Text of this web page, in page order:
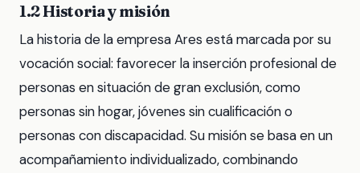
1.2 Historia y misión
La historia de la empresa Ares está marcada por su
vocación social: favorecer la inserción profesional de
personas en situación de gran exclusión, como
personas sin hogar, jóvenes sin cualificación o
personas con discapacidad. Su misión se basa en un
acompañamiento individualizado, combinando